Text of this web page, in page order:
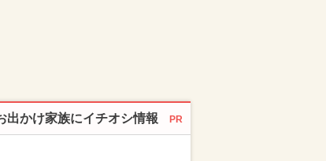
出かけ家族にイチオシ情報 PR